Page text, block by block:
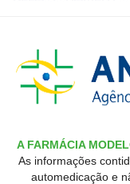
A FARMÁCIA
As informações
automedicação e